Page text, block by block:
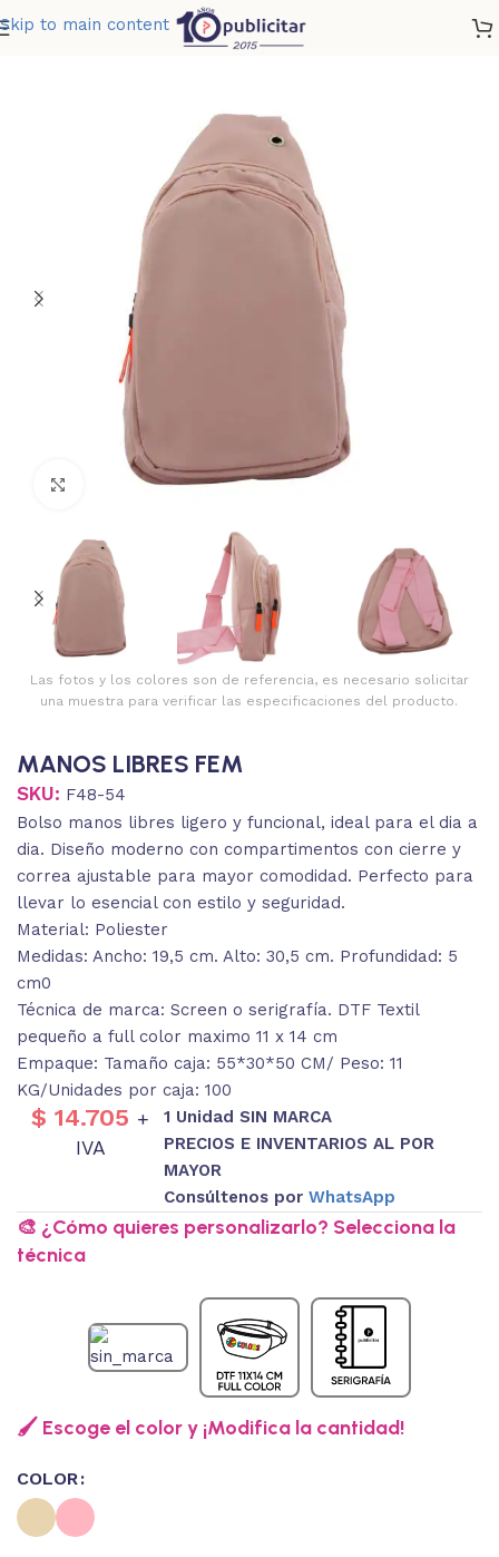
Skip to main content
MANOS LIBRES FEM
Clic para ampliar
Las fotos y los colores son de referencia, es necesario solicitar
una muestra para verificar las especificaciones del producto.
MANOS LIBRES FEM
SKU: F48-54
Bolso manos libres ligero y funcional, ideal para el dia a
dia. Diseño moderno con compartimentos con cierre y
correa ajustable para mayor comodidad. Perfecto para
llevar lo esencial con estilo y seguridad.
Material: Poliester
Medidas: Ancho: 19,5 cm. Alto: 30,5 cm. Profundidad: 5
cm0
Técnica de marca: Screen o serigrafía. DTF Textil
pequeño a full color maximo 11 x 14 cm
Empaque: Tamaño caja: 55*30*50 CM/ Peso: 11
KG/Unidades por caja: 100
$ 14.705 +
IVA
1 Unidad SIN MARCA
PRECIOS E INVENTARIOS AL POR
MAYOR
Consúltenos porWhatsApp
🎨 ¿Cómo quieres personalizarlo? Selecciona la
técnica
🖌️ Escoge el color y ¡Modifica la cantidad!
COLOR